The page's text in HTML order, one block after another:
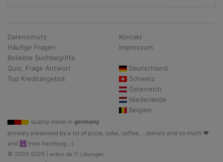
Datenschutz
Häufige Fragen
Beliebte Suchbegriffe
Quiz, Frage Antwort
Top Kreditangebot
Kontakt
Impressum
Deutschland
Schweiz
Österreich
Niederlande
Belgien
quality made in germany
prowdly presented by a lot of pizza, coke, coffee, .. donuts and so much ♥
and ☮ from hamburg ;-)
© 2003-2026 | enbox.de IT Lösungen